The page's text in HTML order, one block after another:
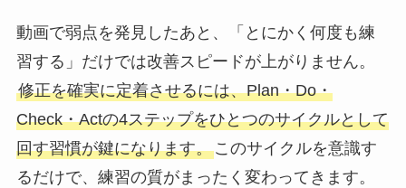
動画で弱点を発見したあと、「とにかく何度も練
習する」だけでは改善スピードが上がりません。
修正を確実に定着させるには、Plan・Do・
Check・Actの4ステップをひとつのサイクルとして
回す習慣が鍵になります。このサイクルを意識す
るだけで、練習の質がまったく変わってきます。